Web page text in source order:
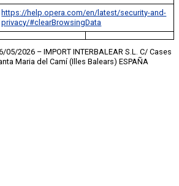
https://help.opera.com/en/latest/security-and-
privacy/#clearBrowsingData
2026 – IMPORT INTERBALEAR S.L. C/ Cases
Maria del Camí (Illes Balears) ESPAÑA